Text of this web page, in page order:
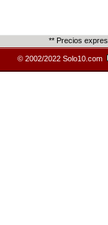
** Precios
© 2002/2022 Solo10.com